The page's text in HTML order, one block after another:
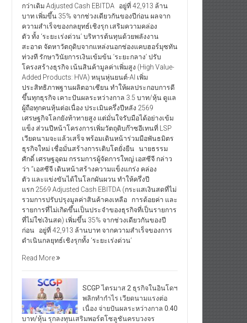
กว่าเดิม Adjusted Cash EBITDA อยู่ที่ 42,913 ล้าน
บาท เพิ่มขึ้น 35% จากช่วงเดียวกันของปีก่อน ผลจาก
ความสำเร็จของกลยุทธ์เชิงรุก เสริมความคล่อง
ตัว ทั้ง ‘ระยะเร่งด่วน’ บริหารต้นทุนด้วยพลังงาน
สะอาด จัดหาวัตถุดิบจากแหล่งนอกช่องแคบฮอร์มุซทัน
ท่วงที รักษาวินัยการเงินเข้มข้น ‘ระยะกลาง’ ปรับ
โครงสร้างธุรกิจ เน้นสินค้ามูลค่าเพิ่มสูง (High Value-
Added Products: HVA) หนุนหุ่นยนต์-AI เพิ่ม
ประสิทธิภาพฐานผลิตอาเซียน ทำให้ผลประกอบการดี
ขึ้นทุกธุรกิจ เคาะปันผลระหว่างกาล 3.5 บาท/หุ้น ดูแล
ผู้ถือทุกคนหุ้นต่อเนื่อง ประเมินครึ่งปีหลัง 2569
เศรษฐกิจโลกยังท้าทายสูง แต่มั่นใจรับมือได้อย่างเข้ม
แข็ง ส่วนปีหน้าโครงการเพิ่มวัตถุดิบก๊าซอีเทนที่ LSP
เวียดนามจะแล้วเสร็จ พร้อมเดินหน้าร่วมมือพันธมิตร
ธุรกิจใหม่ เชื่อมั่นสร้างการเติบโตยั่งยืน นายธรรม
ศักดิ์ เศรษฐอุดม กรรมการผู้จัดการใหญ่ เอสซีจี กล่าว
ว่า “เอสซีจี เดินหน้าสร้างความแข็งแกร่ง คล่อง
ตัว และแข่งขันได้ในโลกผันผวน ทำให้ครึ่งปี
แรก 2569 Adjusted Cash EBITDA (กระแสเงินสดที่ไม่
รวมการปรับปรุงมูลค่าสินค้าคงเหลือ การด้อยค่า และ
รายการที่ไม่เกิดขึ้นเป็นประจำของธุรกิจที่เป็นรายการ
ที่ไม่ใช่เงินสด) เพิ่มขึ้น 35% จากช่วงเดียวกันของปี
ก่อน อยู่ที่ 42,913 ล้านบาท จากความสำเร็จของการ
ดำเนินกลยุทธ์เชิงรุกทั้ง ‘ระยะเร่งด่วน’
Read More
SCGP ไตรมาส 2 ธุรกิจในอินโดฯ
พลิกทำกำไร เวียดนามแรงต่อ
เนื่อง จ่ายปันผลระหว่างกาล 0.40
บาท/หุ้น รุกลงทุนเสริมพอร์ตโซลูชันครบวงจร